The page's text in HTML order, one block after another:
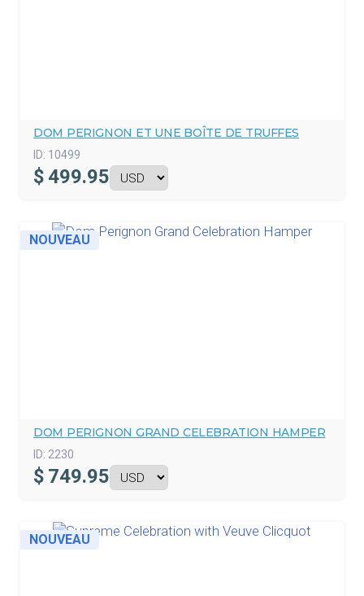
DOM PERIGNON ET UNE BOÎTE DE TRUFFES
ID: 10499
$ 499.95
NOUVEAU
DOM PERIGNON GRAND CELEBRATION HAMPER
ID: 2230
$ 749.95
NOUVEAU